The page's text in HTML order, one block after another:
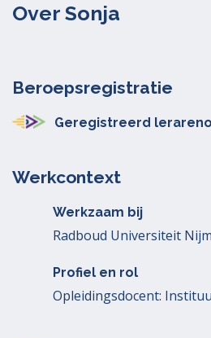
Over Sonja
Beroepsregistratie
Geregistreerd
Werkcontext
Werkzaam bij
Radboud Universiteit
Profiel en rol
Opleidingsdocent: